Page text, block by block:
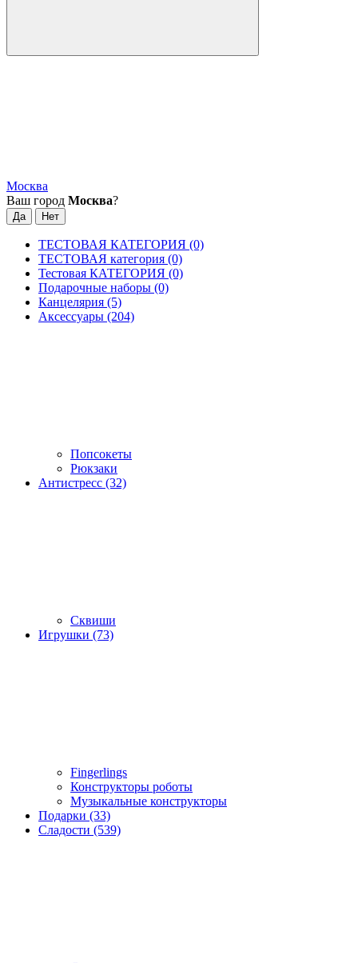
Москва
Ваш город Москва?
ТЕСТОВАЯ КАТЕГОРИЯ (0)
ТЕСТОВАЯ категория (0)
Тестовая КАТЕГОРИЯ (0)
Подарочные наборы (0)
Канцелярия (5)
Аксессуары (204)
Попсокеты
Рюкзаки
Антистресс (32)
Сквиши
Игрушки (73)
Fingerlings
Конструкторы роботы
Музыкальные конструкторы
Подарки (33)
Сладости (539)